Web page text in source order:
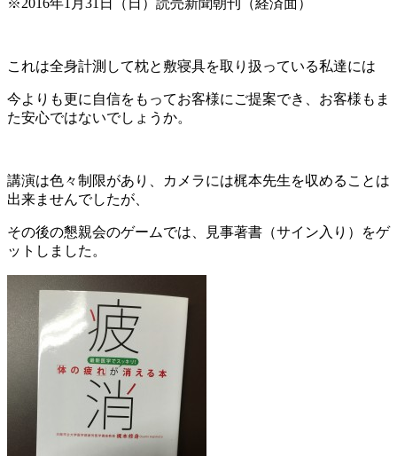
これは全身計測して枕と敷寝具を取り扱っている私達には
今よりも更に自信をもってお客様にご提案でき、お客様もま
た安心ではないでしょうか。
講演は色々制限があり、カメラには梶本先生を収めることは
出来ませんでしたが、
その後の懇親会のゲームでは、見事著書（サイン入り）をゲ
ットしました。